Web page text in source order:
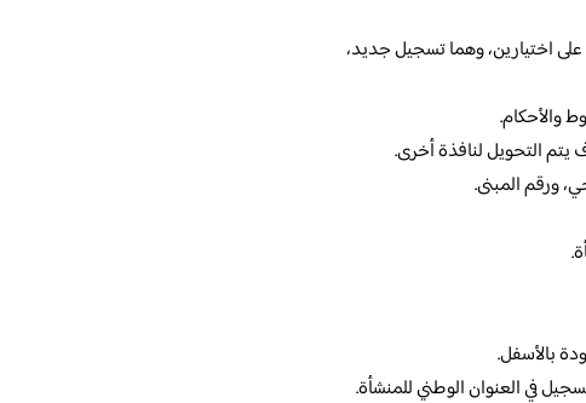
اختيارين، وهما تسجيل جديد،
والأحكام.
التحويل لنافذة أخرى.
ورقم المبنى.
بالأسفل.
في العنوان الوطني للمنشأة.